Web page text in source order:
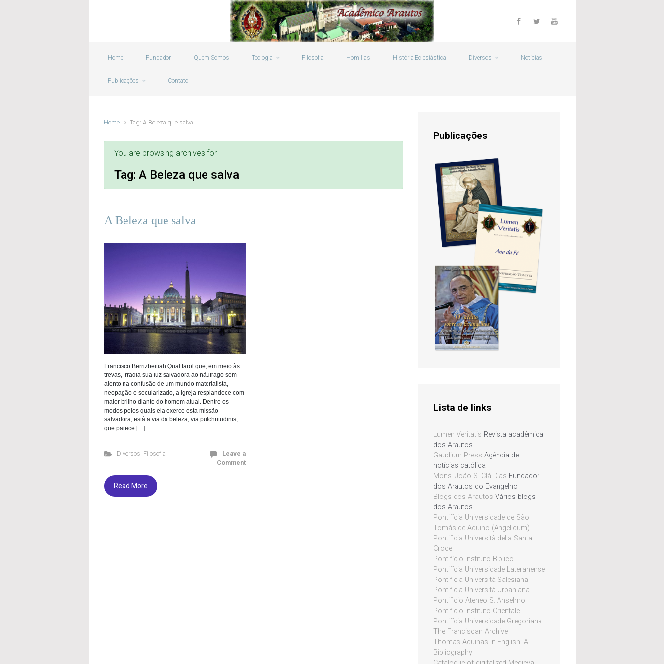
Home Fundador Quem Somos Teologia Filosofia Homilias História Eclesiástica Diversos Notícias
Publicações Contato
Home Tag: A Beleza que salva
You are browsing archives for
Tag: A Beleza que salva
A Beleza que salva
Francisco Berrizbeitiah Qual farol que, em meio às
trevas, irradia sua luz salvadora ao náufrago sem
alento na confusão de um mundo materialista,
neopagão e secularizado, a Igreja resplandece com
maior brilho diante do homem atual. Dentre os
modos pelos quais ela exerce esta missão
salvadora, está a via da beleza, via pulchritudinis,
que parece […]
Diversos, Filosofia
Leave a
Comment
Read More
Publicações
Lista de links
Lumen Veritatis Revista acadêmica
dos Arautos
Gaudium Press Agência de
notícias católica
Mons. João S. Clá Dias Fundador
dos Arautos do Evangelho
Blogs dos Arautos Vários blogs
dos Arautos
Pontifícia Universidade de São
Tomás de Aquino (Angelicum)
Pontificia Università della Santa
Croce
Pontifício Instituto Bíblico
Pontifícia Universidade Lateranense
Pontificia Università Salesiana
Pontificia Università Urbaniana
Pontificio Ateneo S. Anselmo
Pontificio Instituto Orientale
Pontifícia Universidade Gregoriana
The Franciscan Archive
Thomas Aquinas in English: A
Bibliography